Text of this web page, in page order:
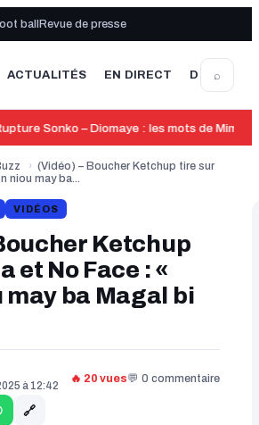
ball Revue de presse
ACTUALITÉS EN DIRECT DERNIÈRE
⌕
Sonko – Diomaye : les mots de Mimi
› (Vidéo) – Boucher Ketchup tire sur
niou may ba...
VIDÉOS
Ketchup
et No Face : «
may ba Magal bi
à 12:42
🔥 20 vues💬 0 commentaire
🔗